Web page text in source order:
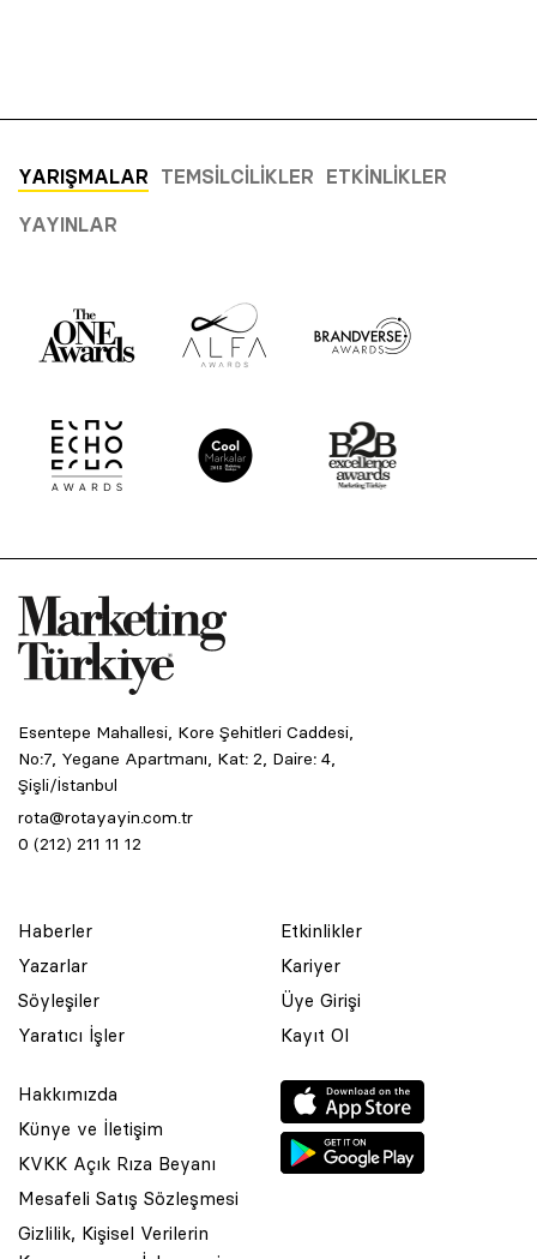
YARIŞMALAR TEMSILCILIKLER ETKINLIKLER
YAYINLAR
Esentepe Mahallesi, Kore Şehitleri Caddesi,
No:7, Yegane Apartmanı, Kat: 2, Daire: 4,
Şişli/İstanbul
rota@rotayayin.com.tr
0 (212) 211 11 12
Haberler
Yazarlar
Söyleşiler
Yaratıcı İşler
Etkinlikler
Kariyer
Üye Girişi
Kayıt Ol
Hakkımızda
Künye ve İletişim
KVKK Açık Rıza Beyanı
Mesafeli Satış Sözleşmesi
Gizlilik, Kişisel Verilerin